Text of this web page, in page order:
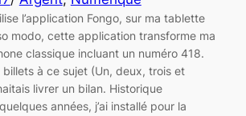
l’application Fongo, sur ma tablette
modo, cette application transforme ma
classique incluant un numéro 418.
billets à ce sujet (Un, deux, trois et
livrer un bilan. Historique
années, j’ai installé pour la